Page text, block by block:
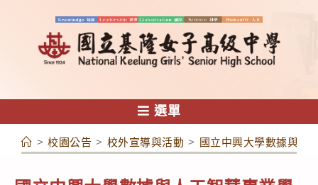
容
選單
> 校園公告 > 校外宣導與活動 > 國立中興大學數據與人